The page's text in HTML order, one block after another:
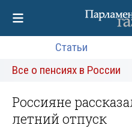
Статьи
Все о пенсиях в России
Россияне
летний отпуск